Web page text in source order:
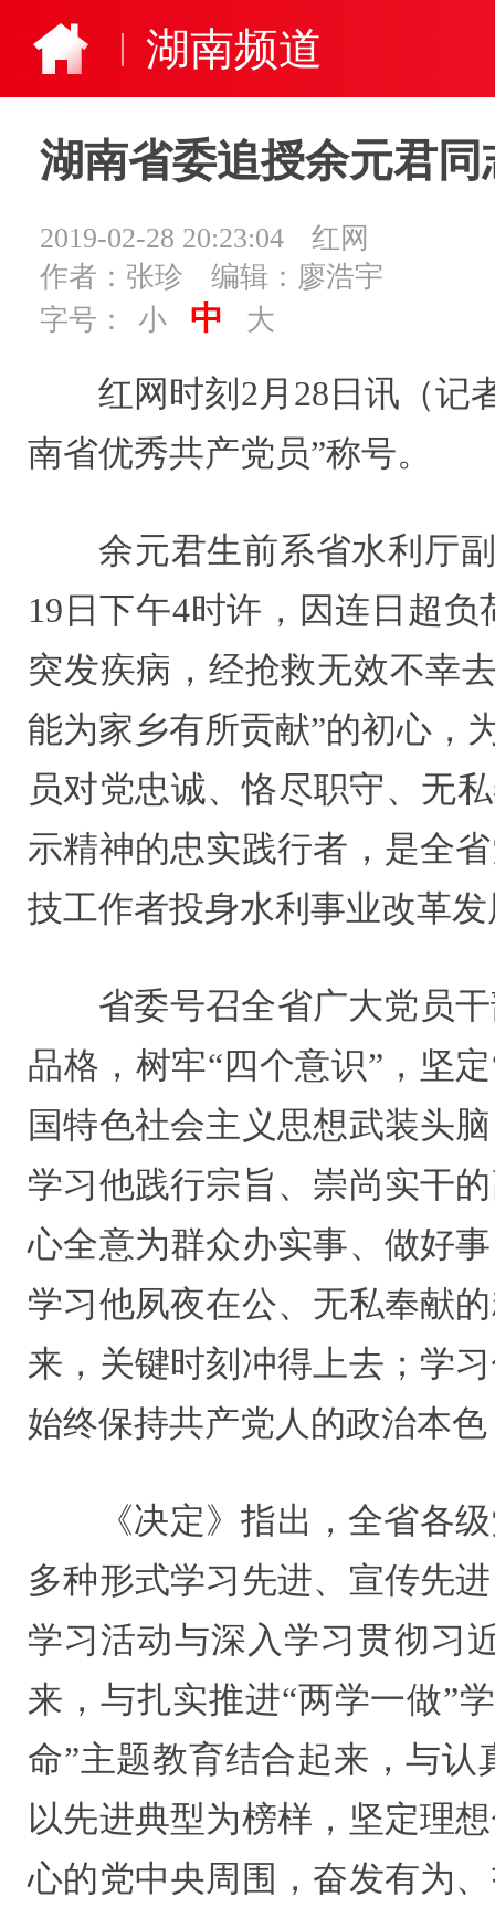
湖南频道
湖南省委追授余元君
2019-02-28 20:23:04
红网
作者：张珍
编辑：廖浩宇
字号：
小 中 大
红网时刻2月28日讯（记
南省优秀共产党员”称号。
余元君生前系省水利厅
19日下午4时许，因连日超
突发疾病，经抢救无效不幸
能为家乡有所贡献”的初心，
员对党忠诚、恪尽职守、无
示精神的忠实践行者，是全
技工作者投身水利事业改革
省委号召全省广大党员
品格，树牢“四个意识”，坚
国特色社会主义思想武装头
学习他践行宗旨、崇尚实干
心全意为群众办实事、做好
学习他夙夜在公、无私奉献
来，关键时刻冲得上去；学
始终保持共产党人的政治本
《决定》指出，全省各
多种形式学习先进、宣传先
学习活动与深入学习贯彻习
来，与扎实推进“两学一做”
命”主题教育结合起来，与
以先进典型为榜样，坚定理
心的党中央周围，奋发有为